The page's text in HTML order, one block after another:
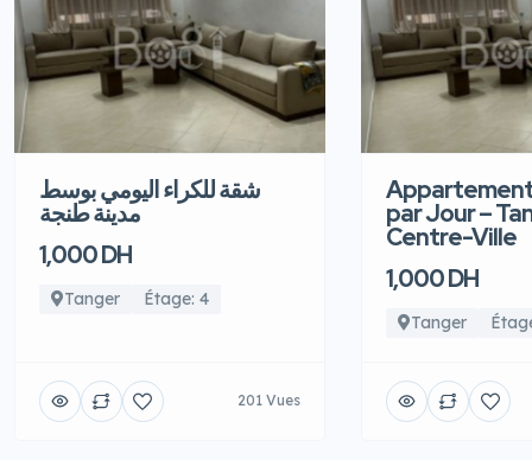
شقة للكراء اليومي بوسط
مدينة طنجة
1,000 DH
Tanger Étage: 4
201 Vues
par Jour –
Centre-Ville
1,000 DH
Tanger